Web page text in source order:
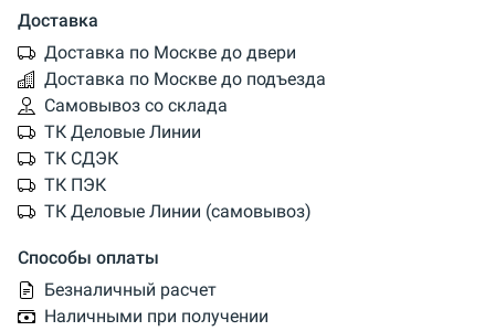
Доставка
Доставка по Москве до двери
Доставка по Москве до подъезда
Самовывоз со склада
ТК Деловые Линии
ТК СДЭК
ТК ПЭК
ТК Деловые Линии (самовывоз)
Способы оплаты
Безналичный расчет
Наличными при получении